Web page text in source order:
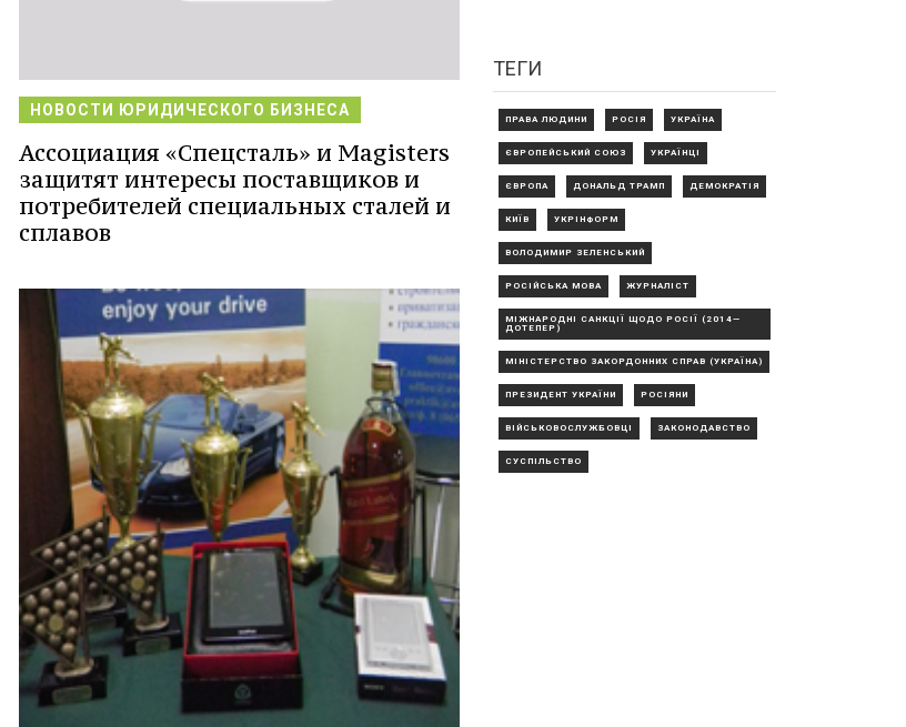
НОВОСТИ ЮРИДИЧЕСКОГО БИЗНЕСА
Ассоциация «Спецсталь» и Magisters
защитят интересы поставщиков и
потребителей специальных сталей и
сплавов
ТЕГИ
ПРАВА ЛЮДИНИ РОСІЯ УКРАЇНА
ЄВРОПЕЙСЬКИЙ СОЮЗ УКРАЇНЦІ
ЄВРОПА ДОНАЛЬД ТРАМП ДЕМОКРАТІЯ
КИЇВ УКРІНФОРМ
ВОЛОДИМИР ЗЕЛЕНСЬКИЙ
РОСІЙСЬКА МОВА ЖУРНАЛІСТ
МІЖНАРОДНІ САНКЦІЇ ЩОДО РОСІЇ (2014—
ДОТЕПЕР)
МІНІСТЕРСТВО ЗАКОРДОННИХ СПРАВ (УКРАЇНА)
ПРЕЗИДЕНТ УКРАЇНИ РОСІЯНИ
ВІЙСЬКОВОСЛУЖБОВЦІ ЗАКОНОДАВСТВО
СУСПІЛЬСТВО